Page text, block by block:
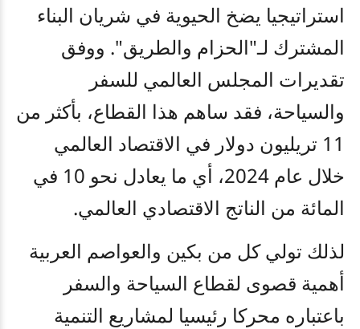
استراتيجيا يضخ الحيوية في شريان البناء
المشترك لـ"الحزام والطريق". ووفق
تقديرات المجلس العالمي للسفر
والسياحة، فقد ساهم هذا القطاع، بأكثر من
11 تريليون دولار في الاقتصاد العالمي
خلال عام 2024، أي ما يعادل نحو 10 في
المائة من الناتج الاقتصادي العالمي.
لذلك تولي كل من بكين والعواصم العربية
أهمية قصوى لقطاع السياحة والسفر
باعتباره محركا رئيسيا لمشاريع التنمية